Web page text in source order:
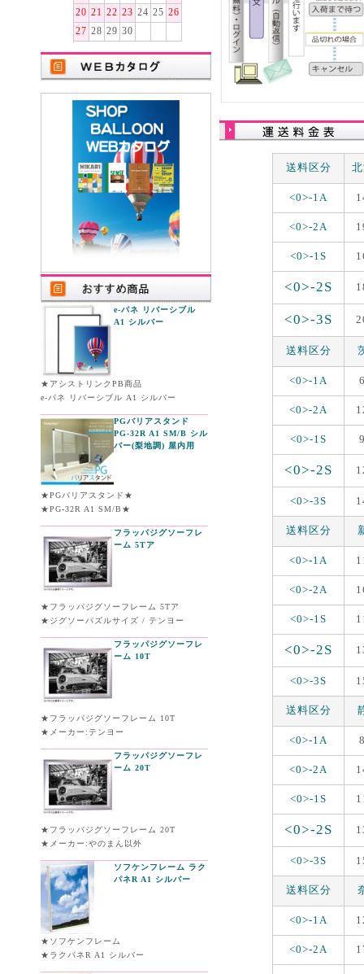
20 21 22 23 24 25 26
27 28 29 30
e-パネ リバーシブル
A1 シルバー
★アシストリンクPB商品
e-パネ リバーシブル A1 シルバー
PGバリアスタンド
PG-32R A1 SM/B シル
バー(梨地調) 屋内用
★PGバリアスタンド★
★PG-32R A1 SM/B★
フラッパジグソーフレ
ーム 5Tア
★フラッパジグソーフレーム 5Tア
★ジグソーパズルサイズ / テンヨー
フラッパジグソーフレ
ーム 10T
★フラッパジグソーフレーム 10T
★メーカー:テンヨー
フラッパジグソーフレ
ーム 20T
★フラッパジグソーフレーム 20T
★メーカー:やのまん以外
ソフケンフレーム ラク
パネR A1 シルバー
★ソフケンフレーム
★ラクパネR A1 シルバー
送料区分
<0>-1A
<0>-2A
<0>-1S
<0>-2S
<0>-3S
送料区分
<0>-1A
<0>-2A
<0>-1S
<0>-2S
<0>-3S
送料区分
<0>-1A
<0>-2A
<0>-1S
<0>-2S
<0>-3S
送料区分
<0>-1A
<0>-2A
<0>-1S
<0>-2S
<0>-3S
送料区分
<0>-1A
<0>-2A